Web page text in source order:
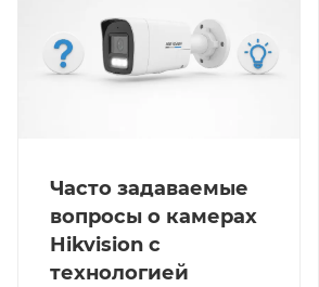
Часто задаваемые
вопросы о камерах
Hikvision с
технологией